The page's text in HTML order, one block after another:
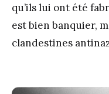
qu’ils lui ont été
est bien banquier,
clandestines